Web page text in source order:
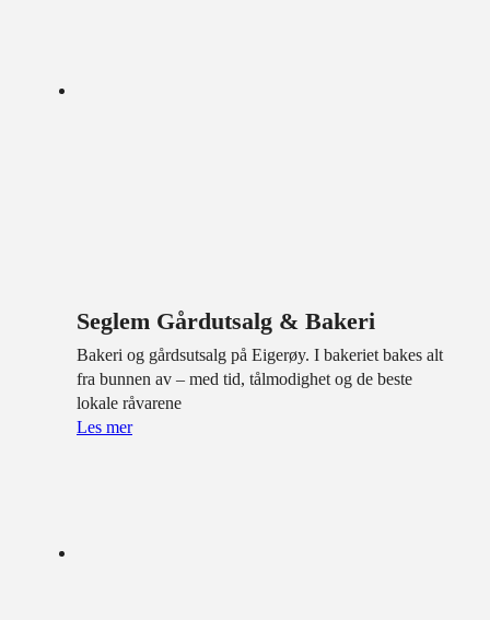
Seglem Gårdutsalg & Bakeri
Bakeri og gårdsutsalg på Eigerøy. I bakeriet bakes alt
fra bunnen av – med tid, tålmodighet og de beste
lokale råvarene
Les mer